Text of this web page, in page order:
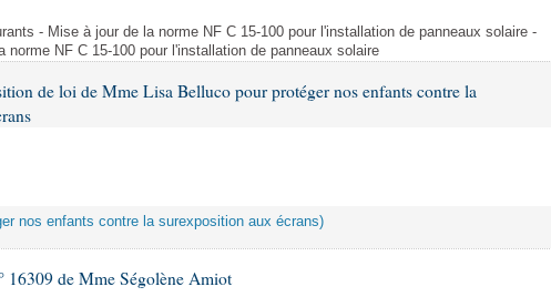
- Mise à jour de la norme NF C 15-100 pour l'installation de panneaux solaire -
norme NF C 15-100 pour l'installation de panneaux solaire
de loi de Mme Lisa Belluco pour protéger nos enfants contre la
nos enfants contre la surexposition aux écrans)
16309 de Mme Ségolène Amiot